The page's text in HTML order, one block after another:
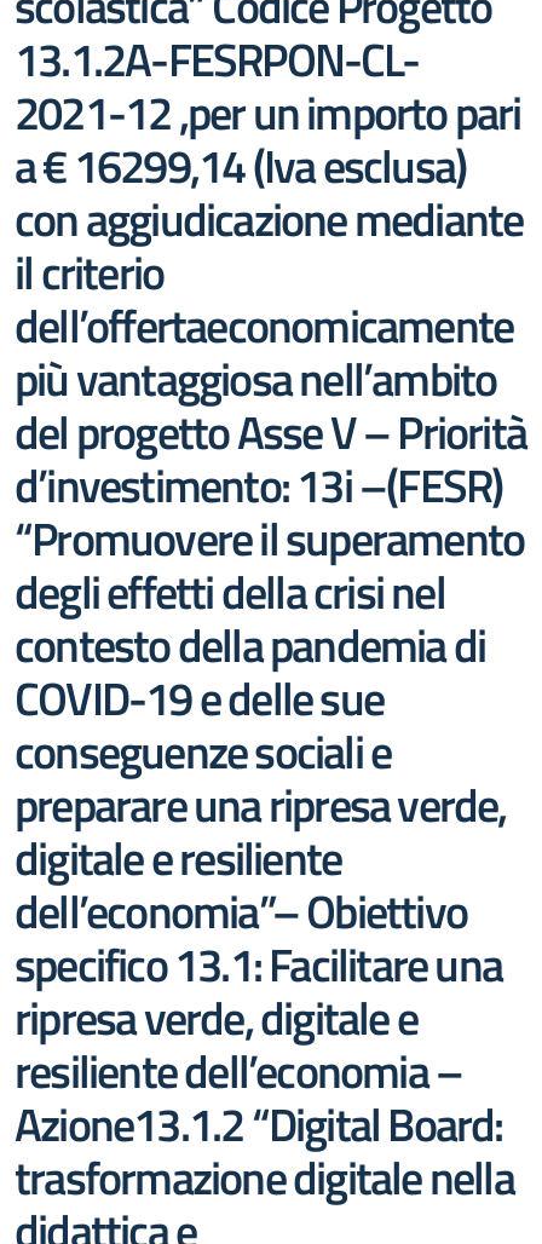
13.1.2A-FESRPON-CL-
2021-12 ,per un importo pari
a € 16299,14 (Iva esclusa)
con aggiudicazione mediante
il criterio
dell’offertaeconomicamente
più vantaggiosa nell’ambito
del progetto Asse V – Priorità
d’investimento: 13i –(FESR)
“Promuovere il superamento
degli effetti della crisi nel
contesto della pandemia di
COVID-19 e delle sue
conseguenze sociali e
preparare una ripresa verde,
digitale e resiliente
dell’economia”– Obiettivo
specifico 13.1: Facilitare una
ripresa verde, digitale e
resiliente dell’economia –
Azione13.1.2 “Digital Board:
trasformazione digitale nella